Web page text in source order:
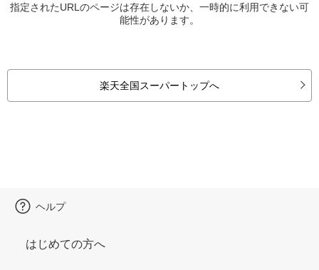
指定されたURLのページは存在しないか、一時的に利用できない可
能性があります。
楽天全国スーパートップへ
ヘルプ
はじめての方へ